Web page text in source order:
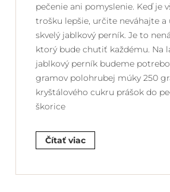
pečenie ani pomyslenie. Keď je
trošku lepšie, určite neváhajte a
skvelý jablkový perník. Je to
ktorý bude chutiť každému. Na
jablkový perník budeme
gramov polohrubej múky 250
kryštálového cukru prášok do
škorice
Čítať viac